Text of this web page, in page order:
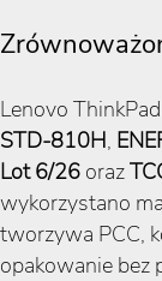
Lenovo
STD-810H,
Lot 6/26 oraz
wykorzystano
tworzywa PCC,
opakowanie bez